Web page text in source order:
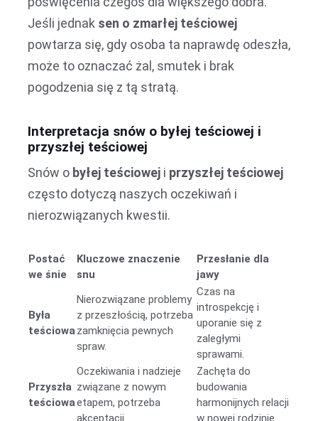
Jeśli jednak sen o zmarłej teściowej
powtarza się, gdy osoba ta naprawdę odeszła,
może to oznaczać żal, smutek i brak
pogodzenia się z tą stratą.
Interpretacja snów o byłej teściowej i
przyszłej teściowej
Snów o byłej teściowej i przyszłej teściowej
często dotyczą naszych oczekiwań i
nierozwiązanych kwestii.
Postać
we śnie
Kluczowe znaczenie
snu
Przesłanie dla
jawy
Była
teściowa
Nierozwiązane problemy
z przeszłością, potrzeba
zamknięcia pewnych
spraw.
Czas na
introspekcję i
uporanie się z
zaległymi
sprawami.
Przyszła
teściowa
Oczekiwania i nadzieje
związane z nowym
etapem, potrzeba
akceptacji.
Zachęta do
budowania
harmonijnych relacji
w nowej rodzinie.